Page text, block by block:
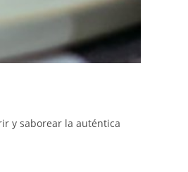
y saborear la auténtica